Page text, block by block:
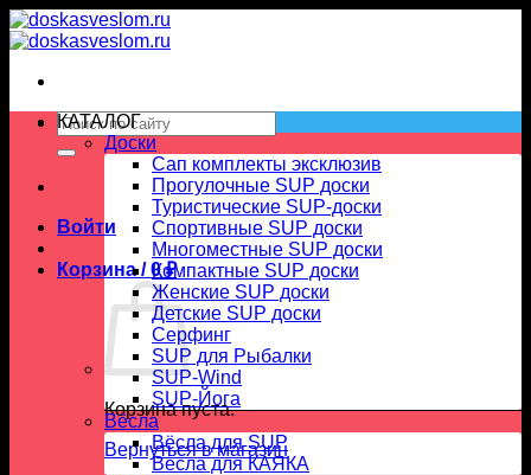
Skip
to
Искать:
Войти
Корзина /0₽
Корзина пуста.
Вернуться в магазин
КАТАЛОГ
Доски
Сап комплекты эксклюзив
Прогулочные SUP доски
Туристические SUP-доски
Спортивные SUP доски
Многоместные SUP доски
Компактные SUP доски
Женские SUP доски
Детские SUP доски
Серфинг
SUP для Рыбалки
SUP-Wind
SUP-Йога
Вёсла
Вёсла для SUP
Весла для КАЯКА